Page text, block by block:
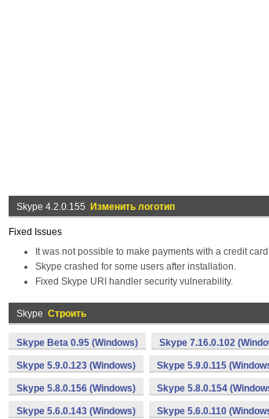
Skype 4.2.0.155 Изменить логотип
Fixed Issues
It was not possible to make payments with a credit
Skype crashed for some users after installation.
Fixed Skype URI handler security vulnerability.
Skype Строить
Skype Beta 0.95 (Windows) Skype 7.16.0.102
Skype 5.9.0.123 (Windows) Skype 5.9.0.115
Skype 5.8.0.156 (Windows) Skype 5.8.0.154
Skype 5.6.0.143 (Windows) Skype 5.6.0.110